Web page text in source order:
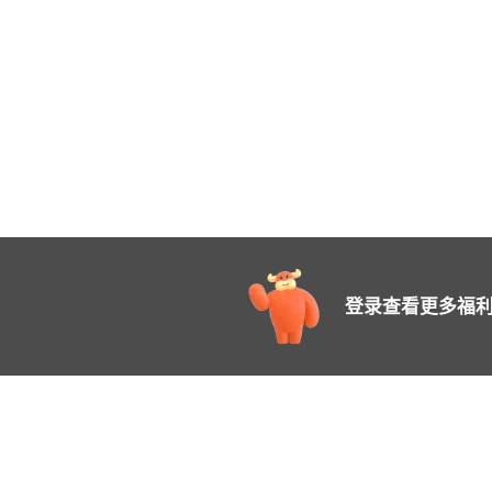
登录查看更多福